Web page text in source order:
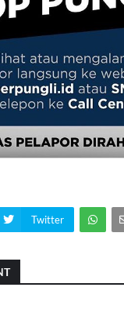
Twitter